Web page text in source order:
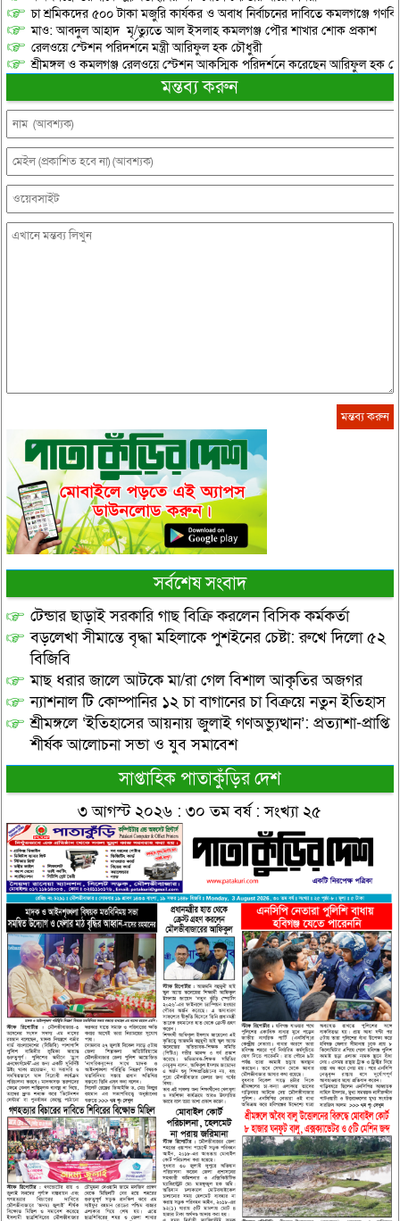
চা শ্রমিকদের ৫০০ টাকা মজুরি কার্যকর ও অবাধ নির্বাচনের দাবিতে কমলগঞ্জে
মাও: আবদুল আহাদ মৃ/ত্যুতে আল ইসলাহ কমলগঞ্জ পৌর শাখার শোক প্রকাশ
রেলওয়ে স্টেশন পরিদর্শনে মন্ত্রী আরিফুল হক চৌধুরী
শ্রীমঙ্গল ও কমলগঞ্জ রেলওয়ে স্টেশন আকস্মিক পরিদর্শনে করেছেন আরিফুল হক
মন্তব্য করুন
সর্বশেষ সংবাদ
টেন্ডার ছাড়াই সরকারি গাছ বিক্রি করলেন বিসিক কর্মকর্তা
বড়লেখা সীমান্তে বৃদ্ধা মহিলাকে পুশইনের চেষ্টা: রুখে দিলো ৫২
বিজিবি
মাছ ধরার জালে আটকে মা/রা গেল বিশাল আকৃতির অজগর
ন্যাশনাল টি কোম্পানির ১২ চা বাগানের চা বিক্রয়ে নতুন ইতিহাস
শ্রীমঙ্গলে ‘ইতিহাসের আয়নায় জুলাই গণঅভ্যুত্থান’: প্রত্যাশা-প্রাপ্তি
শীর্ষক আলোচনা সভা ও যুব সমাবেশ
সাপ্তাহিক পাতাকুঁড়ির দেশ
৩ আগস্ট ২০২৬ : ৩০ তম বর্ষ : সংখ্যা ২৫